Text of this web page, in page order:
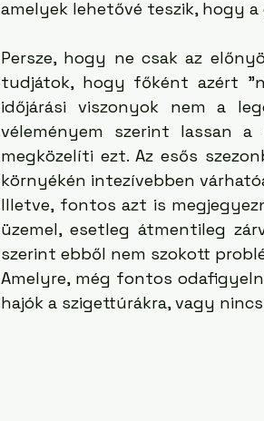
amelyek lehetővé teszik, hogy
Persze, hogy ne csak az
tudjátok, hogy főként azért
időjárási viszonyok nem a
véleményem szerint lassan a
megközelíti ezt. Az esős
környékén intezívebben
Illetve, fontos azt is
üzemel, esetleg átmentileg
szerint ebből nem szokott
Amelyre, még fontos
hajók a szigettúrákra, vagy